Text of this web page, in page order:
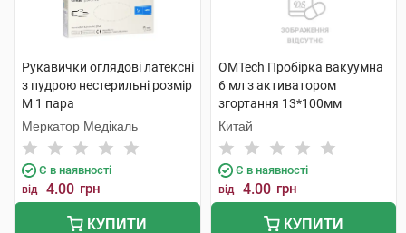
Рукавички оглядові латексні
з пудрою нестерильні розмір
М 1 пара
Меркатор Медікаль
Є в наявності
від 4.00 грн
КУПИТИ
OMTech Пробірка вакуумна
6 мл з активатором
згортання 13*100мм
стерильна з червоною
кришкою 1 шт
Китай
Є в наявності
від 4.00 грн
КУПИТИ